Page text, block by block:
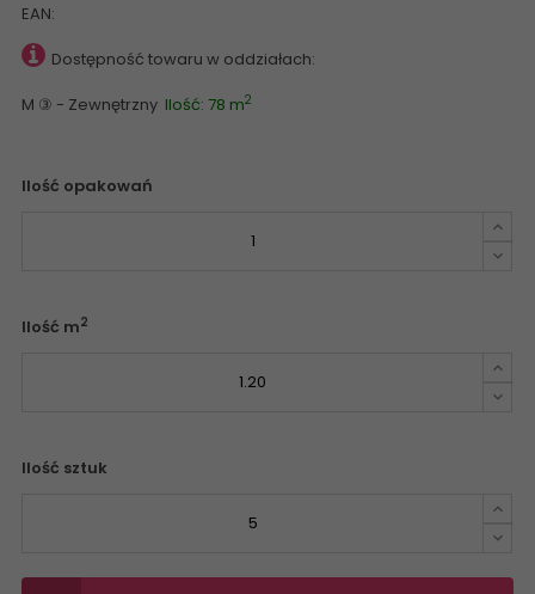
EAN:
Dostępność towaru w oddziałach:
M ③ - Zewnętrzny Ilość: 78 m2
Ilość opakowań
Ilość m2
Ilość sztuk